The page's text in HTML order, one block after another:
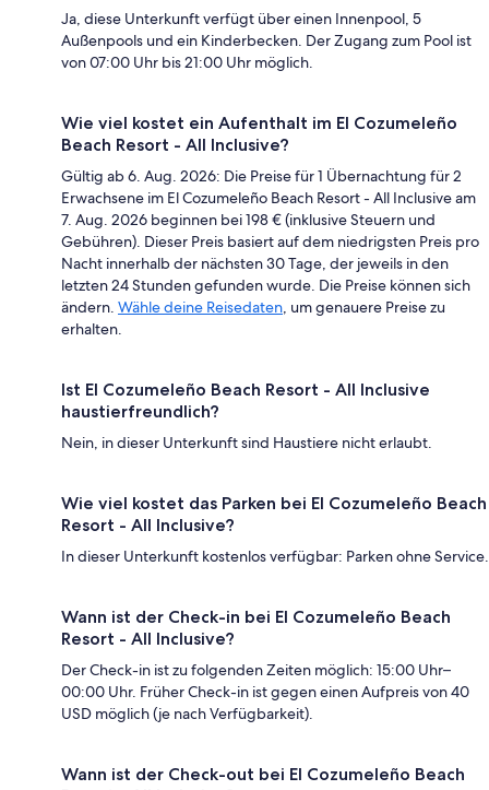
Ja, diese Unterkunft verfügt über einen Innenpool, 5
Außenpools und ein Kinderbecken. Der Zugang zum Pool ist
von 07:00 Uhr bis 21:00 Uhr möglich.
Wie viel kostet ein Aufenthalt im El Cozumeleño
Beach Resort - All Inclusive?
Gültig ab 6. Aug. 2026: Die Preise für 1 Übernachtung für 2
Erwachsene im El Cozumeleño Beach Resort - All Inclusive am
7. Aug. 2026 beginnen bei 198 € (inklusive Steuern und
Gebühren). Dieser Preis basiert auf dem niedrigsten Preis pro
Nacht innerhalb der nächsten 30 Tage, der jeweils in den
letzten 24 Stunden gefunden wurde. Die Preise können sich
ändern. Wähle deine Reisedaten , um genauere Preise zu
erhalten.
Ist El Cozumeleño Beach Resort - All Inclusive
haustierfreundlich?
Nein, in dieser Unterkunft sind Haustiere nicht erlaubt.
Wie viel kostet das Parken bei El Cozumeleño Beach
Resort - All Inclusive?
In dieser Unterkunft kostenlos verfügbar: Parken ohne Service.
Wann ist der Check-in bei El Cozumeleño Beach
Resort - All Inclusive?
Der Check-in ist zu folgenden Zeiten möglich: 15:00 Uhr–
00:00 Uhr. Früher Check-in ist gegen einen Aufpreis von 40
USD möglich (je nach Verfügbarkeit).
Wann ist der Check-out bei El Cozumeleño Beach